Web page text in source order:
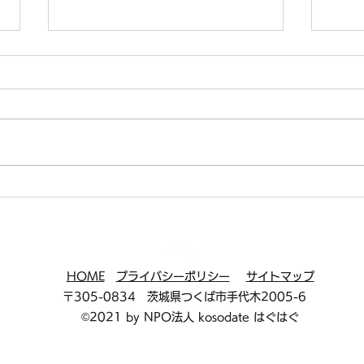
🌿【
HOME プライバシーポリシー
サイトマップ
〒305-0834 茨城県つくば市手代木2005-6
©2021 by NPO法人 kosodate はぐはぐ